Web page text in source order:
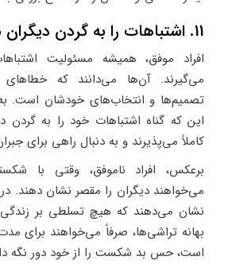
11. اشتباهات را به گردن دیگران می‌اندازند
افراد موفق، همیشه مسئولیت
می‌گیرند. آن‌ها می‌دانند که خطاهای
تصمیم‌ها و انتخاب‌های خودشان است.
این که گناه اشتباهات خود را به گردن
کاملاً می‌پذیرند و به دنبال راهی برای
برعکس، افراد ناموفق، وقتی با
می‌خواهند دیگران را مقصر نشان دهند. در
نشان می‌دهند که هیچ تسلطی بر زندگی
بهانه تراشی‌ها، صرفاً می‌خواهند برای
است، حس بد شکست را از خود دور نگه